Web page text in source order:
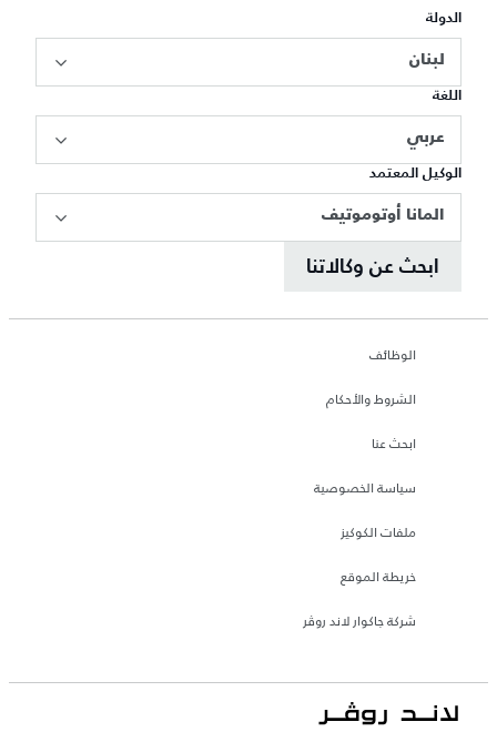
الدولة
لبنان
اللغة
عربي
الوكيل المعتمد
المانا أوتوموتيف
ابحث عن وكالاتنا
الوظائف
الشروط والأحكام
ابحث عنا
سياسة الخصوصية
ملفات الكوكيز
خريطة الموقع
شركة جاكوار لاند روڤر